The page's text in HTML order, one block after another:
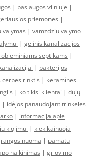
| paslaugos vilniuje |
priemones |
valymas | vamzdziu valymo
| gelinis kanalizacijos
septikams |
| bakterijos
cerpes rinktis | keramines
| ko tikisi klientai | dujų
| idėjos panaudojant trinkeles
| informacija apie
klojimui | kiek kainuoja
įrangos nuoma | pamatu
naikinimas | griovimo